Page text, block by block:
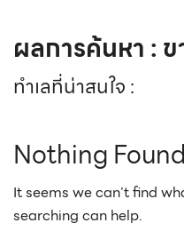
ผลการค้นหา :
ทำเลที่น่าสนใจ :
Nothing Found
It seems we can’t find
searching can help.